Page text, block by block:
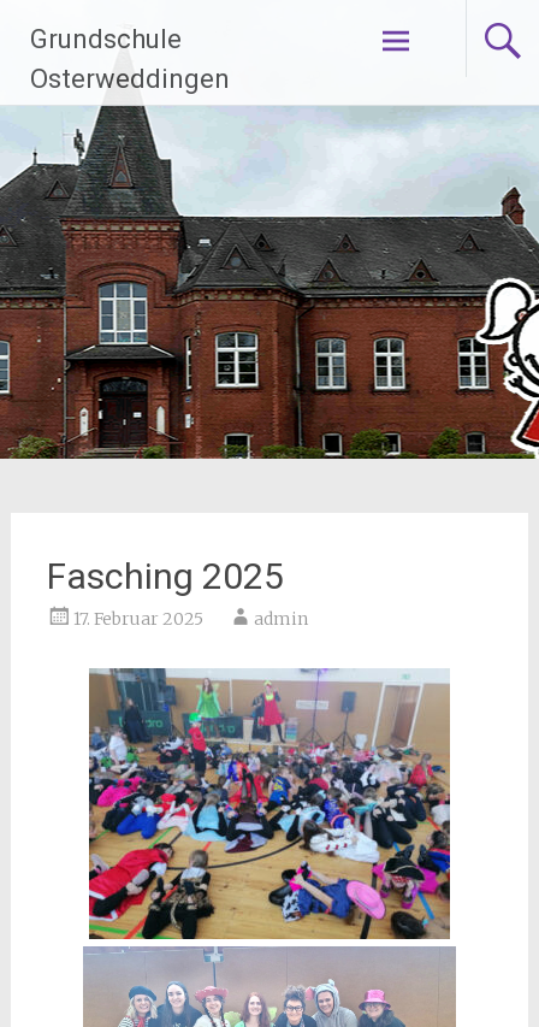
Inhalt
springen
Grundschule
Osterweddingen
Fasching 2025
17. Februar 2025 admin